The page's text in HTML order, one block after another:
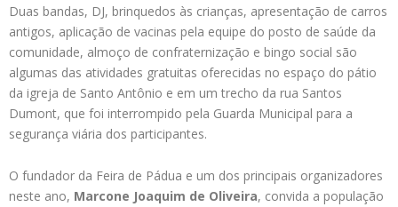
Duas bandas, DJ, brinquedos às crianças, apresentação de carros
antigos, aplicação de vacinas pela equipe do posto de saúde da
comunidade, almoço de confraternização e bingo social são
algumas das atividades gratuitas oferecidas no espaço do pátio
da igreja de Santo Antônio e em um trecho da rua Santos
Dumont, que foi interrompido pela Guarda Municipal para a
segurança viária dos participantes.
O fundador da Feira de Pádua e um dos principais organizadores
neste ano, Marcone Joaquim de Oliveira, convida a população